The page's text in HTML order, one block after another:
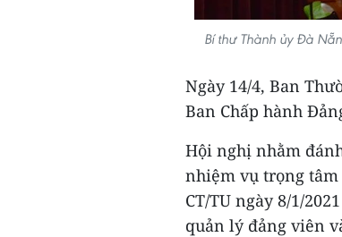
Bí thư Thành ủy Đà
Ngày 14/4, Ban
Ban Chấp hành
Hội nghị nhằm
nhiệm vụ trọng tâm
CT/TU ngày 8/1/
quản lý đảng viên